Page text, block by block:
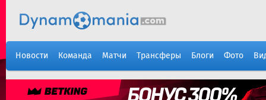
Новости Команда Матчи Трансферы Блоги Фото